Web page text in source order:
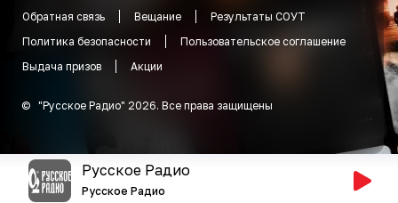
Обратная связь
Вещание
Результаты СОУТ
Политика безопасности
Пользовательское соглашение
Выдача призов
Акции
© "Русское Радио" 2026. Все права защищены
Русское Радио
Русское Радио